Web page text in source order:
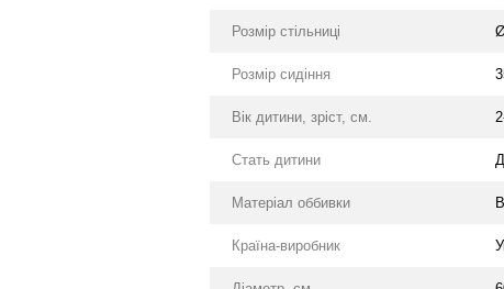
Розмір стільниці
Розмір сидіння
Вік дитини, зріст, см.
Стать дитини
Матеріал оббивки
Країна-виробник